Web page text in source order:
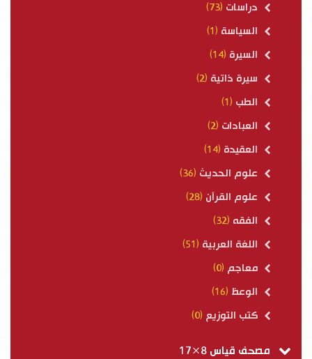
دراسات (73)
السياسة (1)
السيرة (14)
سيرة ذاتية (2)
الطب (1)
العبادات (2)
العقيدة (14)
علوم الحديث (36)
علوم القرآن (28)
الفقه (32)
اللغة العربية (51)
معاجم (0)
الوعظ (16)
كتب التوزيع (0)
مصحف قياس 8×17